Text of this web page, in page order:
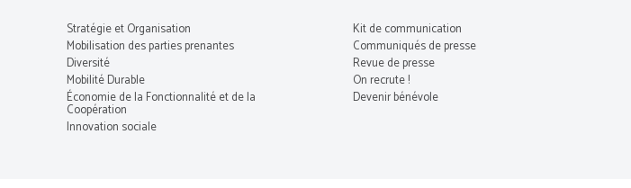
Stratégie et Organisation
Mobilisation des parties prenantes
Diversité
Mobilité Durable
Économie de la Fonctionnalité et de la
Coopération
Innovation sociale
Kit de communication
Communiqués de presse
Revue de presse
On recrute !
Devenir bénévole